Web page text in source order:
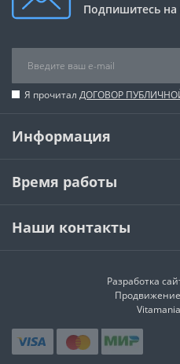
Подпишитесь
Я прочитал ДОГОВОР
Информация
Время работы
Наши контакты
Разработка